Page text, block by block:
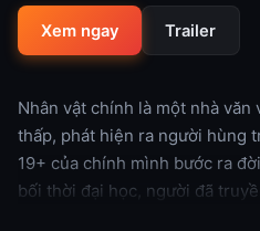
Xem ngay Trailer
Nhân vật chính là một nhà
thấp, phát hiện ra người hùng
19+ của chính mình bước ra
bối thời đại học, người đã